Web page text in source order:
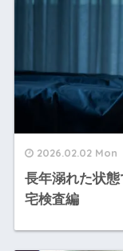
2026.02.02 Mon
長年溺れた状
宅検査編